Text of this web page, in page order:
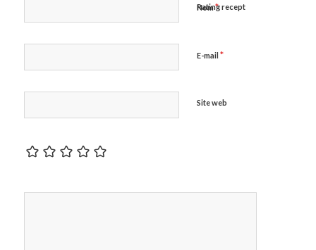
Nom*
E-mail *
Site web
Rating recept